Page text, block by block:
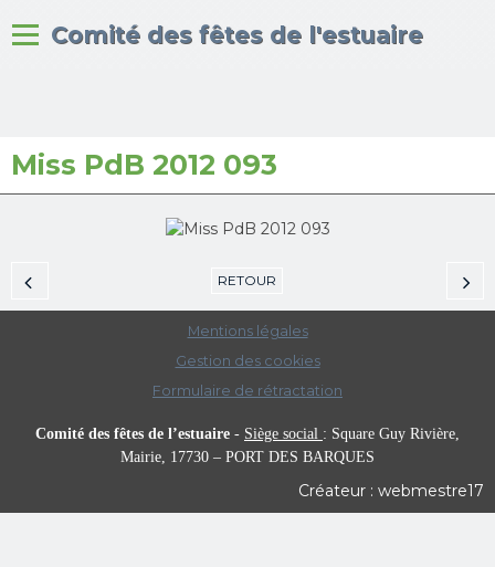
Comité des fêtes de l'estuaire
Accueil
Miss PdB 2012 093
RETOUR
Mentions légales
Gestion des cookies
Formulaire de rétractation
Comité des fêtes de l’estuaire - Siège social : Square Guy Rivière,
Mairie, 17730 – PORT DES BARQUES
Créateur : webmestre17